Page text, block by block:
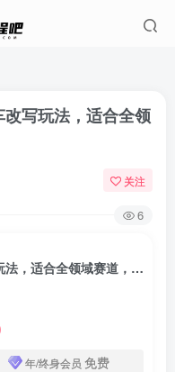
写玩法，适合全领
关注
6
公众号流量主爆款文章顺风车改写玩法，适合全领域赛道，每月5000+
年/终身会员 免费